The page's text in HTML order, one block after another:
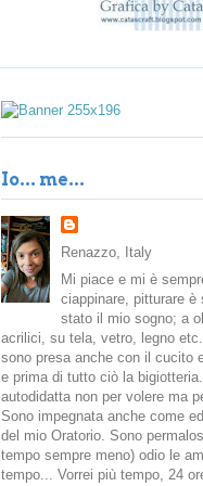
Io... me...
Renazzo, Italy
Mi piace e mi è
ciappinare, pitturare è
stato il mio sogno; a
acrilici, su tela, vetro, legno
sono presa anche con il cucito
e prima di tutto ciò la
autodidatta non per volere ma
Sono impegnata anche come
del mio Oratorio. Sono
tempo sempre meno) odio le
tempo... Vorrei più tempo, 24